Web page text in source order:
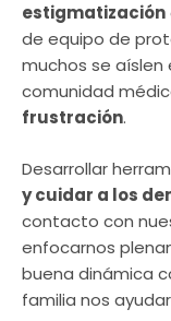
estigmatización
de equipo de
muchos se
comunidad
frustración.
Desarrollar
y cuidar a los
contacto con
enfocarnos
buena dinámica
familia nos